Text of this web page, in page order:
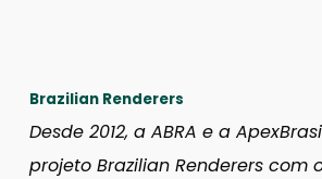
Brazilian Renderers
Desde 2012, a ABRA e a
projeto Brazilian Renderers com